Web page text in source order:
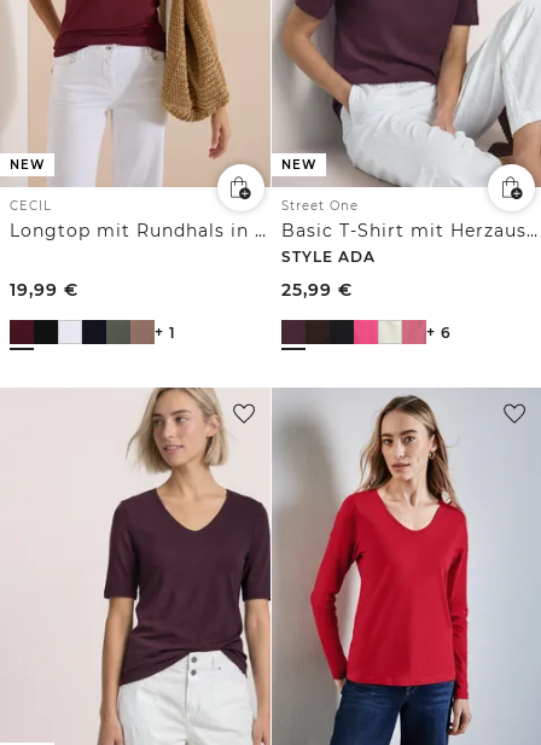
NEW
CECIL
Longtop mit Rundhals in Unifarbe
19,99 €
+ 1
NEW
Street One
Basic T-Shirt mit Herzausschnitt
STYLE ADA
25,99 €
+ 6